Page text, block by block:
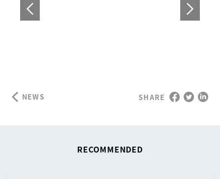
NEWS SHARE
RECOMMENDED